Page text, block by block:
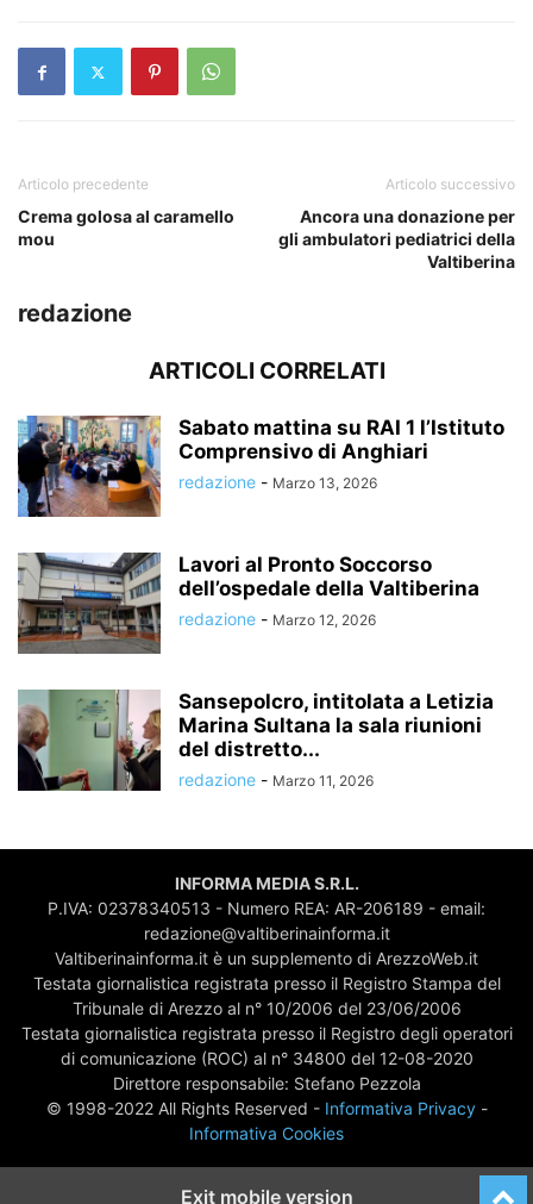
Articolo precedente
Crema golosa al caramello
mou
Articolo successivo
Ancora una donazione per
gli ambulatori pediatrici della
Valtiberina
redazione
ARTICOLI CORRELATI
Sabato mattina su RAI 1 l’Istituto
Comprensivo di Anghiari
redazione - Marzo 13, 2026
Lavori al Pronto Soccorso
dell’ospedale della Valtiberina
redazione - Marzo 12, 2026
Sansepolcro, intitolata a Letizia
Marina Sultana la sala riunioni
del distretto...
redazione - Marzo 11, 2026
INFORMA MEDIA S.R.L.
P.IVA: 02378340513 - Numero REA: AR-206189 - email:
redazione@valtiberinainforma.it
Valtiberinainforma.it è un supplemento di ArezzoWeb.it
Testata giornalistica registrata presso il Registro Stampa del
Tribunale di Arezzo al n° 10/2006 del 23/06/2006
Testata giornalistica registrata presso il Registro degli operatori
di comunicazione (ROC) al n° 34800 del 12-08-2020
Direttore responsabile: Stefano Pezzola
© 1998-2022 All Rights Reserved - Informativa Privacy-
Informativa Cookies
Exit mobile version